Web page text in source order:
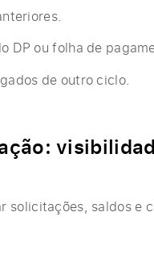
DP ou folha de
de outro ciclo.
solicitações, saldos e